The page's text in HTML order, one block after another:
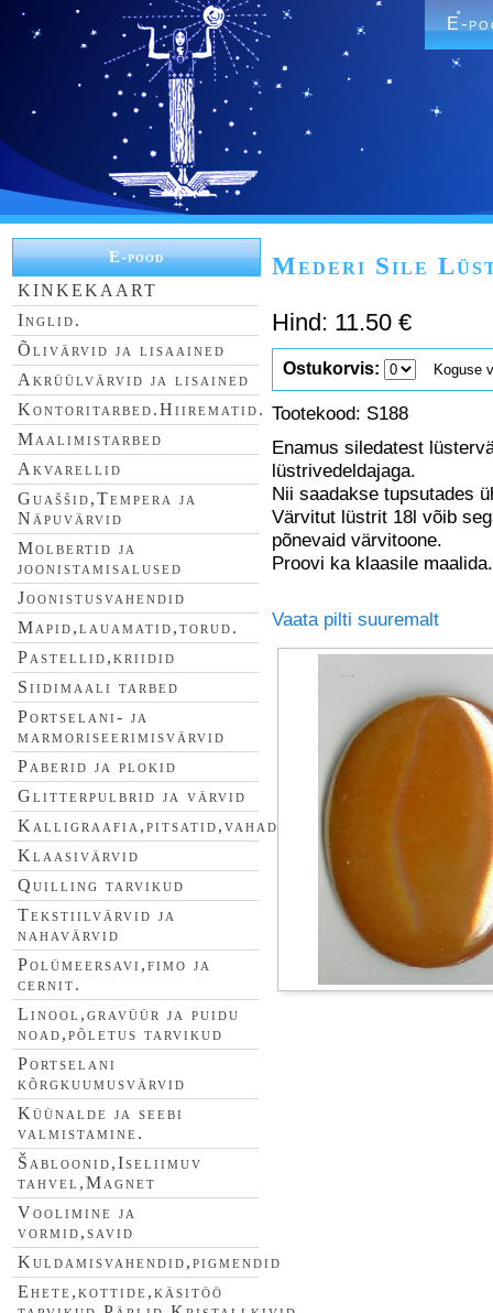
E-
E-pood
KINKEKAART
Inglid.
Õlivärvid ja lisaained
Akrüülvärvid ja lisained
Kontoritarbed.Hiirematid.
Maalimistarbed
Akvarellid
Guaššid,Tempera ja
Näpuvärvid
Molbertid ja
joonistamisalused
Joonistusvahendid
Mapid,lauamatid,torud.
Pastellid,kriidid
Siidimaali tarbed
Portselani- ja
marmoriseerimisvärvid
Paberid ja plokid
Glitterpulbrid ja värvid
Kalligraafia,pitsatid,vahad
Klaasivärvid
Quilling tarvikud
Tekstiilvärvid ja
nahavärvid
Polümeersavi,fimo ja
cernit.
Linool,gravüür ja puidu
noad,põletus tarvikud
Portselani
kõrgkuumusvärvid
Küünalde ja seebi
valmistamine.
Šabloonid,Iseliimuv
tahvel,Magnet
Voolimine ja
vormid,savid
Kuldamisvahendid,pigmendid
Ehete,kottide,käsitöö
Mederi Sile
Hind: 11.50 €
Ostukorvis: Koguse
Tootekood: S188
Enamus siledatest
lüstrivedeldajaga.
Nii saadakse tupsutades
Värvitut lüstrit 18l võib
põnevaid värvitoone.
Proovi ka klaasile maalida.
Vaata pilti suuremalt